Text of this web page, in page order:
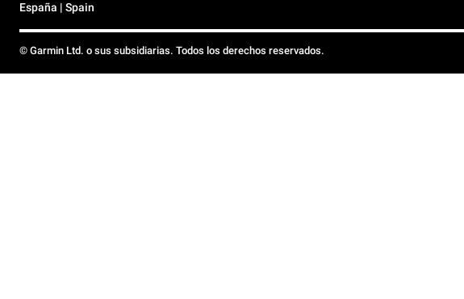
España | Spain
© Garmin Ltd. o sus subsidiarias. Todos los derechos reservados.